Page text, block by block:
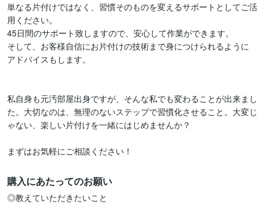
単なる片付けではなく、習慣そのものを変えるサポートとしてご活
用ください。
45日間のサポート致しますので、安心して作業ができます。
そして、お客様自信にお片付けの技術まで身につけられるように
アドバイスもします。
私自身も元汚部屋出身ですが、そんな私でも変わることが出来まし
た。大切なのは、無理のないステップで習慣化させること。大変じ
ゃない、楽しい片付けを一緒にはじめませんか？
まずはお気軽にご相談ください！
購入にあたってのお願い
◎教えていただきたいこと